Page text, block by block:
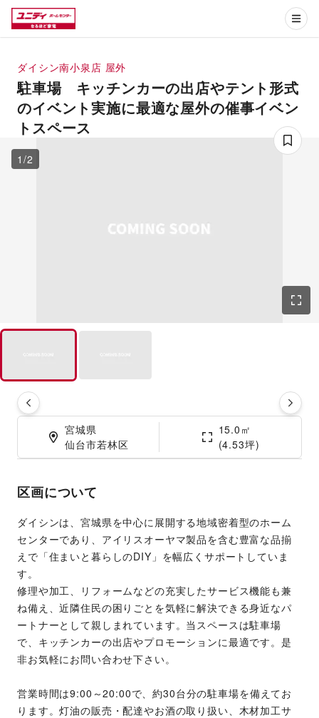
ダイシン南小泉店 屋外
駐車場 キッチンカーの出店やテント形式
のイベント実施に最適な屋外の催事イベン
トスペース
1 /2
宮城県
仙台市若林区
15.0㎡
(4.53坪)
区画について
ダイシンは、宮城県を中心に展開する地域密着型のホーム
センターであり、アイリスオーヤマ製品を含む豊富な品揃
えで「住まいと暮らしのDIY」を幅広くサポートしていま
す。
修理や加工、リフォームなどの充実したサービス機能も兼
ね備え、近隣住民の困りごとを気軽に解決できる身近なパ
ートナーとして親しまれています。当スペースは駐車場
で、キッチンカーの出店やプロモーションに最適です。是
非お気軽にお問い合わせ下さい。
営業時間は9:00～20:00で、約30台分の駐車場を備えてお
ります。灯油の販売・配達やお酒の取り扱い、木材加工サ